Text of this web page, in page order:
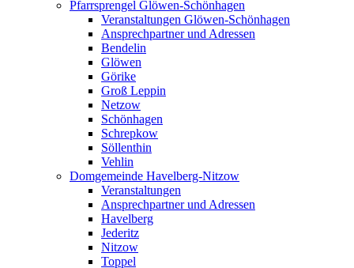
Pfarrsprengel Glöwen-Schönhagen
Veranstaltungen Glöwen-Schönhagen
Ansprechpartner und Adressen
Bendelin
Glöwen
Görike
Groß Leppin
Netzow
Schönhagen
Schrepkow
Söllenthin
Vehlin
Domgemeinde Havelberg-Nitzow
Veranstaltungen
Ansprechpartner und Adressen
Havelberg
Jederitz
Nitzow
Toppel